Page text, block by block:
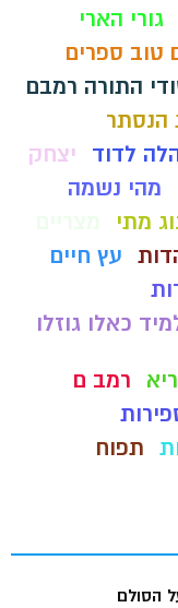
גורי הארי
טוב ספרים
התורה רמבם
הנסתר
לדוד
יצחק
מהי נשמה
מתי
עץ חיים
כאלו גוזלו
רמב ם
תפוח
הסולם